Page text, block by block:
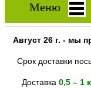
Меню
Август 26 г. - мы
Срок доставки
Доставка 0,5 – 1